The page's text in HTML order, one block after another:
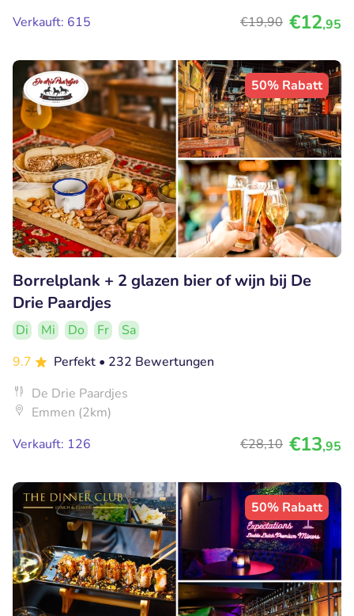
Verkauft: 615
€19,90 €12,95
50% Rabatt
Borrelplank + 2 glazen bier of wijn bij De
Drie Paardjes
Di Mi Do Fr
Sa
9.7
Perfekt • 232 Bewertungen
De Drie Paardjes
Emmen (2km)
Verkauft: 126
€28,10 €13,95
50% Rabatt